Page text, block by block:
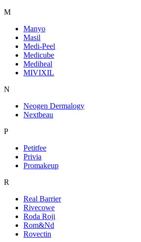
M
Manyo
Masil
Medi-Peel
Medicube
Mediheal
MIVIXIL
N
Neogen Dermalogy
Nextbeau
P
Petitfee
Privia
Promakeup
R
Real Barrier
Rivecowe
Roda Roji
Rom&Nd
Rovectin